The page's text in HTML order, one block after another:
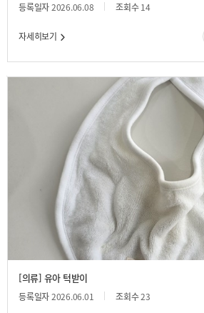
등록일자2026.06.08 조회수14
자세히보기
[의류] 유아 턱받이
등록일자2026.06.01 조회수23